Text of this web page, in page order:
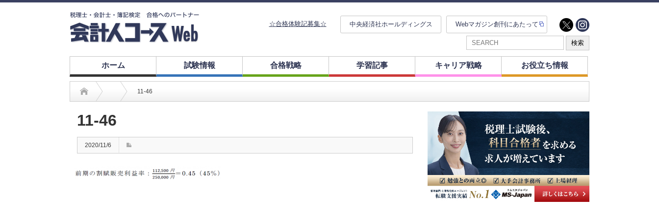
☆合格体験記募集☆ 中央経済社ホールディングス Webマガジン創刊にあたって
ホーム 試験情報 合格戦略 学習記事 キャリア戦略 お役立ち情報
11-46
11-46
2020/11/6